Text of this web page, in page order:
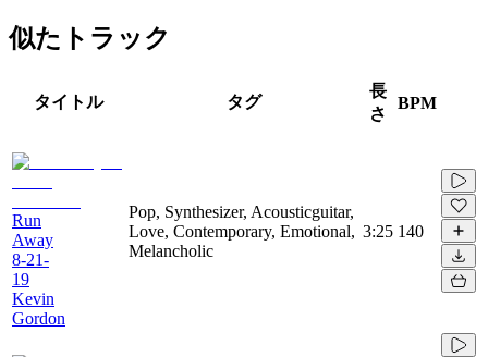
似たトラック
タイトル タグ
長
さ
BPM
Run
Away
8-21-
19
Kevin
Gordon
Pop, Synthesizer, Acousticguitar,
Love, Contemporary, Emotional,
Melancholic
3:25 140